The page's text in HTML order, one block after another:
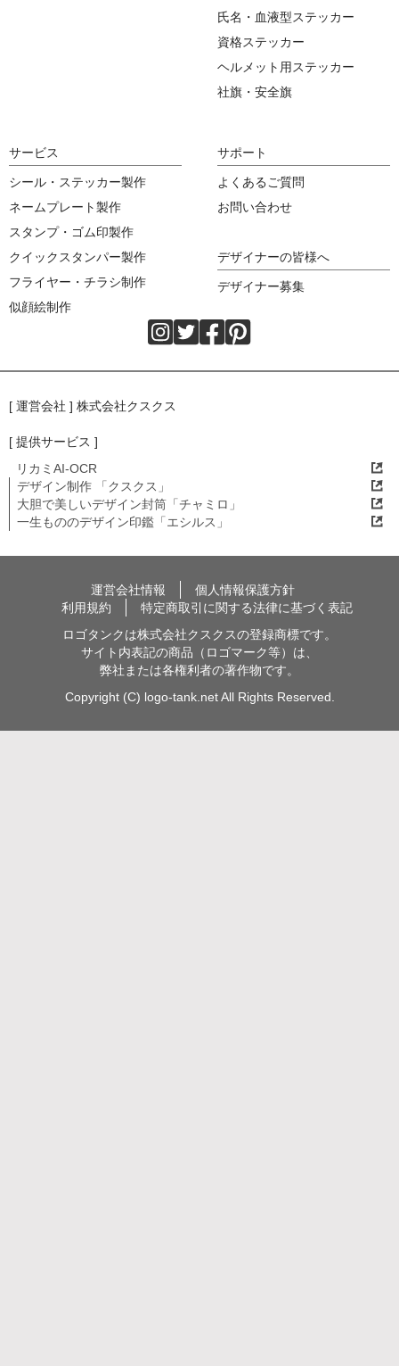
氏名・血液型ステッカー
資格ステッカー
ヘルメット用ステッカー
社旗・安全旗
サービス
シール・ステッカー製作
ネームプレート製作
スタンプ・ゴム印製作
クイックスタンパー製作
フライヤー・チラシ制作
似顔絵制作
サポート
よくあるご質問
お問い合わせ
デザイナーの皆様へ
デザイナー募集
[ 運営会社 ] 株式会社クスクス
[ 提供サービス ]
リカミAI-OCR
デザイン制作 「クスクス」
大胆で美しいデザイン封筒「チャミロ」
一生もののデザイン印鑑「エシルス」
運営会社情報
個人情報保護方針
利用規約
特定商取引に関する法律に基づく表記
ロゴタンクは株式会社クスクスの登録商標です。
サイト内表記の商品（ロゴマーク等）は、
弊社または各権利者の著作物です。
Copyright (C) logo-tank.net All Rights Reserved.